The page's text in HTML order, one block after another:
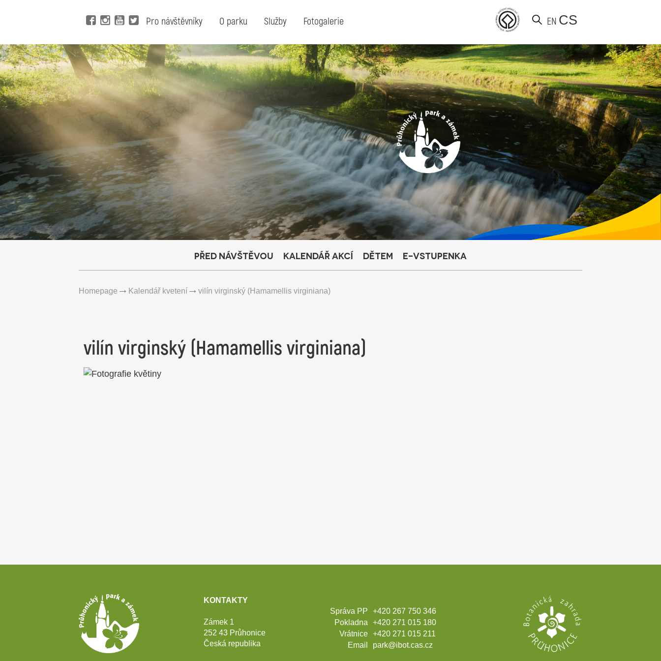
Pro návštěvníky O parku Služby Fotogalerie EN CS
Vyhledejte klíčové slovo nebo výraz: Hledaný
výraz:
Vyhledat
Před návštěvou Kalendář akcí Dětem E-vstupenka
Homepage Kalendář kvetení vilín virginský (Hamamellis virginiana)
vilín virginský (Hamamellis virginiana)
Patička
webu
KONTAKTY
Zámek 1
252 43 Průhonice
Česká republika
Správa PP
Pokladna
Vrátnice
Email
+420 267 750 346
+420 271 015 180
+420 271 015 211
park@ibot.cas.cz